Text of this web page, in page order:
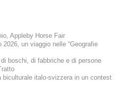
Appleby Horse Fair
un viaggio nelle “Geografie
boschi, di fabbriche e di persone
biculturale italo-svizzera in un contest